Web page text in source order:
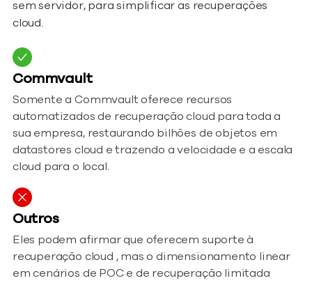
sem servidor, para simplificar as recuperações
cloud.
Commvault
Somente a Commvault oferece recursos
automatizados de recuperação cloud para toda a
sua empresa, restaurando bilhões de objetos em
datastores cloud e trazendo a velocidade e a escala
cloud para o local.
Outros
Eles podem afirmar que oferecem suporte à
recuperação cloud , mas o dimensionamento linear
em cenários de POC e de recuperação limitada